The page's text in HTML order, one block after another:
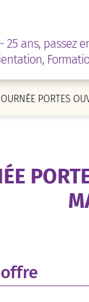
25 ans, passez
PORTES